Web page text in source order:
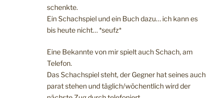
schenkte.
Ein Schachspiel und ein Buch dazu… ich kann es
bis heute nicht… *seufz*
Eine Bekannte von mir spielt auch Schach, am
Telefon.
Das Schachspiel steht, der Gegner hat seines auch
parat stehen und täglich/wöchentlich wird der